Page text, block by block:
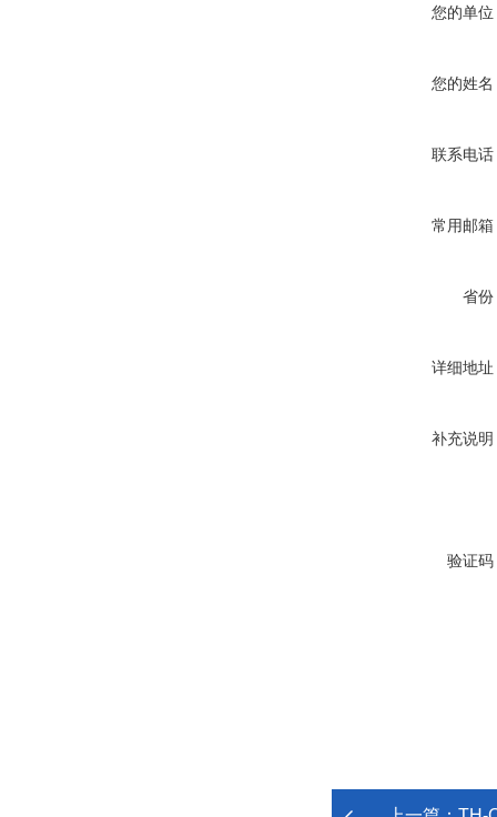
您的单位
您的姓名
联系电话
常用邮箱
省份
详细地址
补充说明
验证码